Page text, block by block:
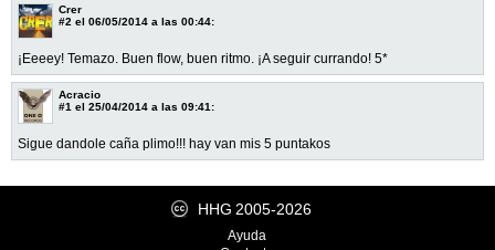
Crer
#2 el 06/05/2014 a las 00:44:
¡Eeeey! Temazo. Buen flow, buen ritmo. ¡A seguir currando! 5*
Acracio
#1 el 25/04/2014 a las 09:41:
Sigue dandole caña plimo!!! hay van mis 5 puntakos
HHG 2005-2026
Ayuda